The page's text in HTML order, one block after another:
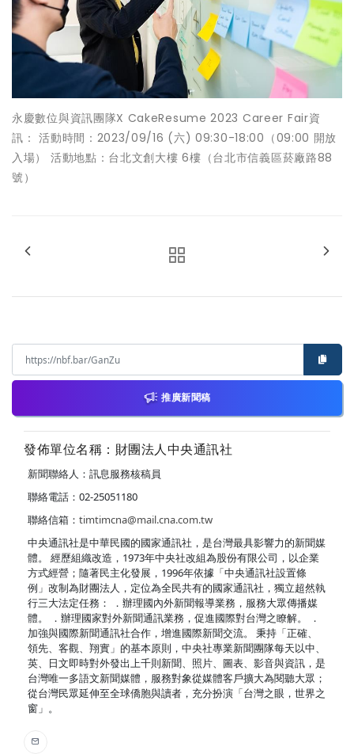
永慶數位與資訊團隊X CakeResume 2023 Career Fair資
訊： 活動時間：2023/09/16 (六) 09:30-18:00（09:00 開放
入場） 活動地點：台北文創大樓 6樓（台北市信義區菸廠路88
號）
推廣新聞稿
發佈單位名稱：財團法人中央通訊社
新聞聯絡人：訊息服務核稿員
聯絡電話：02-25051180
聯絡信箱： timtimcna@mail.cna.com.tw
中央通訊社是中華民國的國家通訊社，是台灣最具影響力的新聞媒
體。 經歷組織改造，1973年中央社改組為股份有限公司，以企業
方式經營；隨著民主化發展，1996年依據「中央通訊社設置條
例」改制為財團法人，定位為全民共有的國家通訊社，獨立超然執
行三大法定任務： ．辦理國內外新聞報導業務，服務大眾傳播媒
體。 ．辦理國家對外新聞通訊業務，促進國際對台灣之瞭解。 ．
加強與國際新聞通訊社合作，增進國際新聞交流。 秉持「正確、
領先、客觀、翔實」的基本原則，中央社專業新聞團隊每天以中、
英、日文即時對外發出上千則新聞、照片、圖表、影音與資訊，是
台灣唯一多語文新聞媒體，服務對象從媒體客戶擴大為閱聽大眾；
從台灣民眾延伸至全球僑胞與讀者，充分扮演「台灣之眼，世界之
窗」。